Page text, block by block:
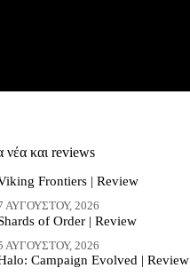
νέα και reviews
Frontiers | Review
ΑΥΓΟΎΣΤΟΥ, 2026
of Order | Review
ΑΥΓΟΎΣΤΟΥ, 2026
Campaign Evolved | Review